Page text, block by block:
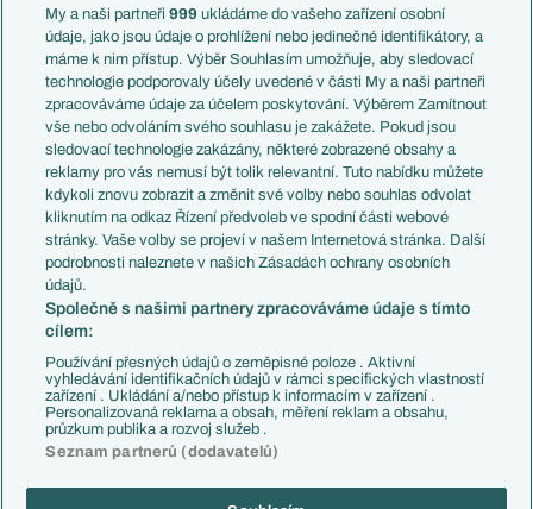
Témata
Představení týmů MS
EuroSkauting
PL v kostce
Evropské koeficienty
Přestupy
Přestupové spekulace
Zranění
Kluby
Arsenal FC
Chelsea FC
Manchester United
AC Milán
Juventus FC
Bayern Mnichov
FC Barcelona
Real Madrid
Francie
Itálie
Německo
Španělsko
Argentina
Brazílie
Přestupy
Zápasy
Livescore
Tipovací soutěž
My a naši partneři999 ukládáme do vašeho zařízení osobní
údaje, jako jsou údaje o prohlížení nebo jedinečné identifikátory, a
máme k nim přístup. Výběr Souhlasím umožňuje, aby sledovací
technologie podporovaly účely uvedené v části My a naši partneři
zpracováváme údaje za účelem poskytování. Výběrem Zamítnout
vše nebo odvoláním svého souhlasu je zakážete. Pokud jsou
sledovací technologie zakázány, některé zobrazené obsahy a
reklamy pro vás nemusí být tolik relevantní. Tuto nabídku můžete
kdykoli znovu zobrazit a změnit své volby nebo souhlas odvolat
kliknutím na odkaz Řízení předvoleb ve spodní části webové
stránky. Vaše volby se projeví v našem Internetová stránka. Další
podrobnosti naleznete v našich Zásadách ochrany osobních
údajů.
Společně s našimi partnery zpracováváme údaje s tímto
cílem:
Používání přesných údajů o zeměpisné poloze . Aktivní
vyhledávání identifikačních údajů v rámci specifických vlastností
zařízení . Ukládání a/nebo přístup k informacím v zařízení .
Personalizovaná reklama a obsah, měření reklam a obsahu,
průzkum publika a rozvoj služeb .
Seznam partnerů (dodavatelů)